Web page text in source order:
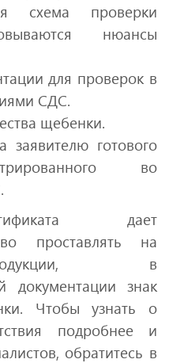
схема проверки
нюансы
для проверок в
СДС.
щебенки.
заявителю готового
во
дает
проставлять на
в
документации знак
Чтобы узнать о
подробнее и
обратитесь в